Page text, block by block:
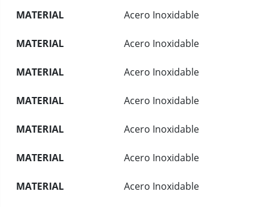
MATERIAL Acero Inoxidable
MATERIAL Acero Inoxidable
MATERIAL Acero Inoxidable
MATERIAL Acero Inoxidable
MATERIAL Acero Inoxidable
MATERIAL Acero Inoxidable
MATERIAL Acero Inoxidable